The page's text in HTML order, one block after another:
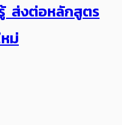
ส่งต่อหลักสูตร
ม่